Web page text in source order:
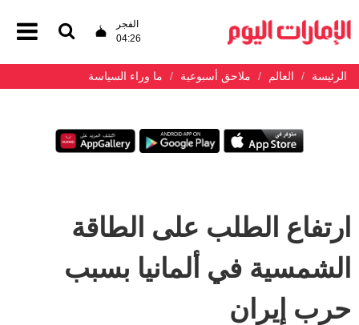
الفجر
04:26
الرئيسة العالم ملاحق أسبوعية ما وراء السياسة
ارتفاع الطلب على الطاقة
الشمسية في ألمانيا بسبب
حرب إيران